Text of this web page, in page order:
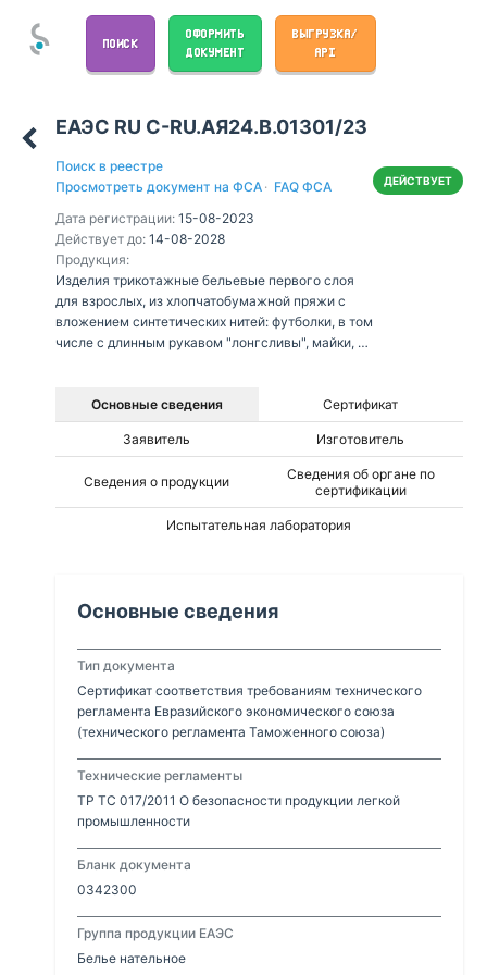
ПОИСК
ОФОРМИТЬ
ДОКУМЕНТ
ВЫГРУЗКА/
API
ЕАЭС RU С-RU.АЯ24.В.01301/23
Поиск в реестре
Просмотреть документ на ФСА · FAQ ФСА
Дата регистрации: 15-08-2023
Действует до: 14-08-2028
Продукция:
Изделия трикотажные бельевые первого слоя
для взрослых, из хлопчатобумажной пряжи с
вложением синтетических нитей: футболки, в том
числе с длинным рукавом "лонгсливы", майки, в
ДЕЙСТВУЕТ
Основные сведения Сертификат
Заявитель Изготовитель
Сведения о продукции
Сведения об органе по
сертификации
Испытательная лаборатория
Основные сведения
Тип документа
Сертификат соответствия требованиям технического
регламента Евразийского экономического союза
(технического регламента Таможенного союза)
Технические регламенты
ТР ТС 017/2011 О безопасности продукции легкой
промышленности
Бланк документа
0342300
Группа продукции ЕАЭС
Белье нательное